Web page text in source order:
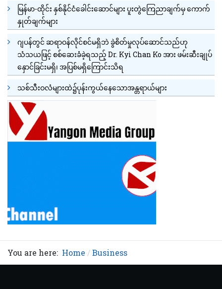
မြန်မာ-ထိုင်း နှစ်နိုင်ငံခေါင်းဆောင်များ ပူးတွဲကြေညာချက်မှ ကောက်
နှုတ်ချက်များ
ဂျပန်တွင် ဆရာဝန်လိုင်စင်မရှိဘဲ ခွဲစိတ်မှုလုပ်ဆောင်သည်ဟု
သံသယဖြင့် စစ်ဆေးခံခဲ့ရသည့် Dr. Kyi Chan Ko အား ဖမ်းဆီးချုပ်
နှောင်ခြင်းမရှိ၊ အပြစ်မရှိကြောင်းသိရ
သစ်သီးဝလံများထဲ၌ပုန်းကွယ်နေသောအန္တရာယ်များ
You are here: Home Business